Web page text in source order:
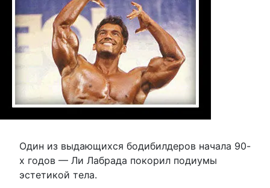
Один из выдающихся бодибилдеров начала 90-
х годов — Ли Лабрада покорил подиумы
эстетикой тела.